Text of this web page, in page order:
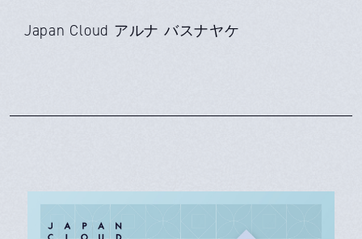
Japan Cloud アルナ バスナヤケ